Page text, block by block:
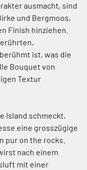
ausmacht, sind
und Bergmoos,
Finish hinziehen.
ist, was die
Bouquet von
Textur
Island schmeckt,
eine grosszügige
pur on the rocks.
nach einem
mit einer